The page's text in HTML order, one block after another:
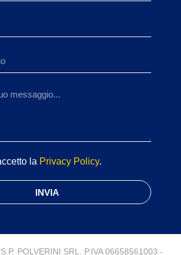
la Privacy Policy.
INVIA
POLVERINI SRL. P.IVA 06658561003 -